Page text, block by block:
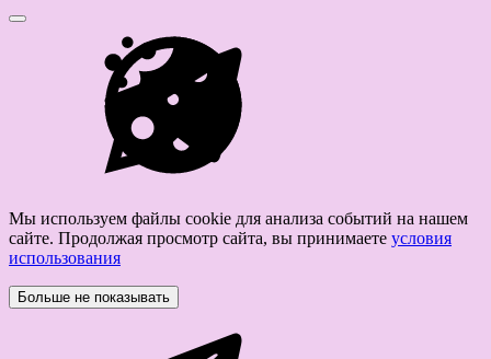
Мы используем файлы cookie для анализа событий на нашем
сайте. Продолжая просмотр сайта, вы принимаете условия
использования
Больше не показывать